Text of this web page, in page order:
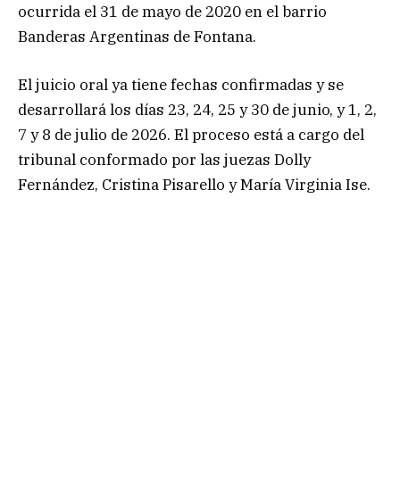
ocurrida el 31 de mayo de 2020 en el barrio
Banderas Argentinas de Fontana.
El juicio oral ya tiene fechas confirmadas y se
desarrollará los días 23, 24, 25 y 30 de junio, y 1, 2,
7 y 8 de julio de 2026. El proceso está a cargo del
tribunal conformado por las juezas Dolly
Fernández, Cristina Pisarello y María Virginia Ise.